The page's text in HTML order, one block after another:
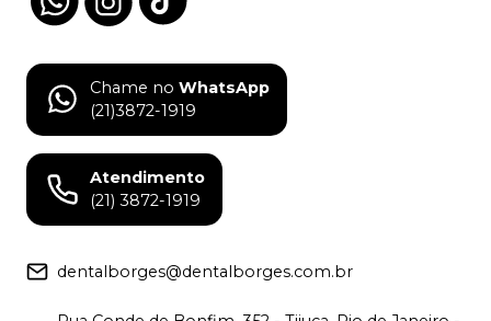
Chame no WhatsApp
(21)3872-1919
Atendimento
(21) 3872-1919
dentalborges@dentalborges.com.br